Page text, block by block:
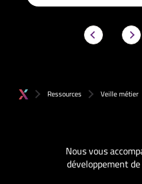
Ressources Veille métier
Nous vous
développement